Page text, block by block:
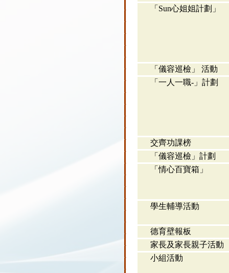
「Sun心姐姐計劃」
「儀容巡檢」 活動
「一人一職-」計劃
交齊功課榜
「儀容巡檢」計劃
「情心百寶箱」
學生輔導活動
德育壁報板
家長及家長親子活動
小組活動